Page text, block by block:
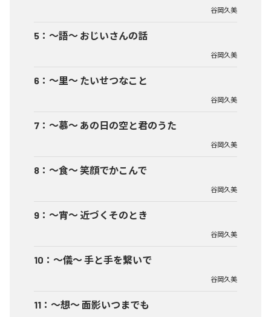
谷岡久美
5 ： ～語～ おじいさんの話
谷岡久美
6 ： ～里～ たいせつなこと
谷岡久美
7 ： ～慕～ あの日の空と君のうた
谷岡久美
8 ： ～食～ 笑顔でかこんで
谷岡久美
9 ： ～宵～ 近づくそのとき
谷岡久美
10 ： ～儀～ 手と手を繋いで
谷岡久美
11 ： ～想～ 面影いつまでも